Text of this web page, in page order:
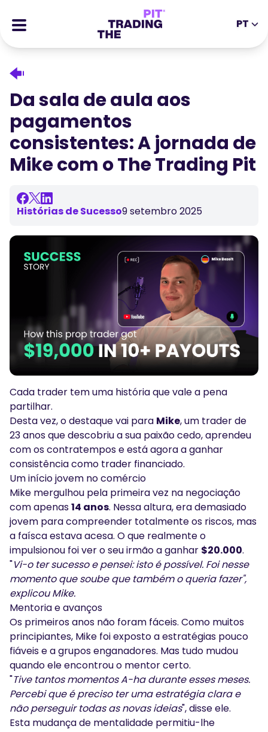
Ações
Histórias de Sucesso
Recompensas
Blogue
Ebooks
Webinars
Glossário
FERRAMENTAS DE NEGOCIAÇÃO
CALENDÁRIO ECONÓMICO
Horário de Feriados do Mercado
Sobre
Centro de Ajuda
Portal de Afiliados
Inscrever-se
PT
DE
ES
IT
JA
VI
Da sala de aula aos
pagamentos
consistentes: A jornada de
Mike com o The Trading Pit
Histórias de Sucesso9 setembro 2025
Cada trader tem uma história que vale a pena
partilhar.
Desta vez, o destaque vai para Mike, um trader de
23 anos que descobriu a sua paixão cedo, aprendeu
com os contratempos e está agora a ganhar
consistência como trader financiado.
Um início jovem no comércio
Mike mergulhou pela primeira vez na negociação
com apenas14 anos. Nessa altura, era demasiado
jovem para compreender totalmente os riscos, mas
a faísca estava acesa. O que realmente o
impulsionou foi ver o seu irmão a ganhar $20.000.
"Vi-o ter sucesso e pensei: isto é possível. Foi nesse
momento que soube que também o queria fazer",
explicou Mike.
Mentoria e avanços
Os primeiros anos não foram fáceis. Como muitos
principiantes, Mike foi exposto a estratégias pouco
fiáveis e a grupos enganadores. Mas tudo mudou
quando ele encontrou o mentor certo.
"Tive tantos momentos A-ha durante esses meses.
Percebi que é preciso ter uma estratégia clara e
não perseguir todas as novas ideias", disse ele.
Esta mudança de mentalidade permitiu-lhe